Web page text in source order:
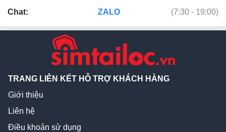
Chat: ZALO (7:30 - 19:00)
TRANG LIÊN KẾT HỖ TRỢ KHÁCH HÀNG
Giới thiệu
Liên hệ
Điều khoản sử dụng